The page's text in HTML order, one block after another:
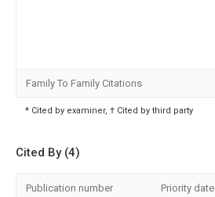
Family To Family Citations
* Cited by examiner, † Cited by third party
Cited By (4)
Publication number Priority date